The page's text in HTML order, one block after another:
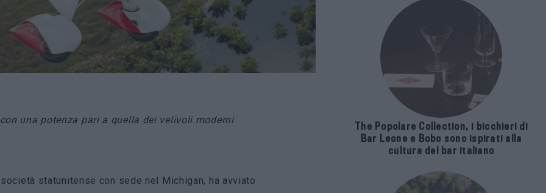
una potenza pari a quella dei velivoli moderni
statunitense con sede nel Michigan, ha avviato
The Popolare Collection, i bicchieri di
Bar Leone e Bobo sono ispirati alla
cultura del bar italiano